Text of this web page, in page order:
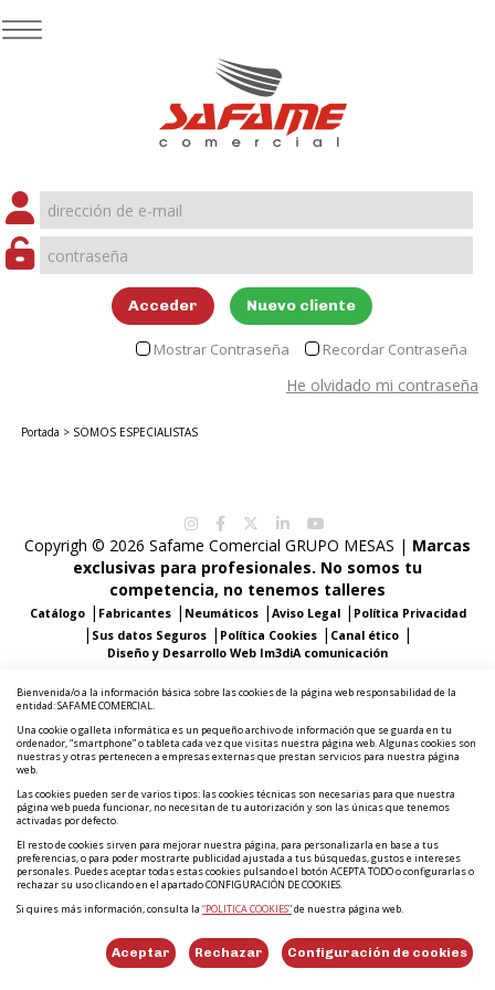
Acceder Nuevo cliente
Mostrar Contraseña Recordar Contraseña
He olvidado mi contraseña
Portada > SOMOS ESPECIALISTAS
Copyrigh © 2026 Safame Comercial GRUPO MESAS | Marcas
exclusivas para profesionales. No somos tu
competencia, no tenemos talleres
Catálogo| Fabricantes| Neumáticos| Aviso Legal| Política Privacidad
| Sus datos Seguros | Política Cookies | Canal ético |
Diseño y Desarrollo Web Im3diA comunicación
Bienvenida/o a la información básica sobre las cookies de la página web responsabilidad de la
entidad: SAFAME COMERCIAL.
Una cookie o galleta informática es un pequeño archivo de información que se guarda en tu
ordenador, “smartphone” o tableta cada vez que visitas nuestra página web. Algunas cookies son
nuestras y otras pertenecen a empresas externas que prestan servicios para nuestra página
web.
Las cookies pueden ser de varios tipos: las cookies técnicas son necesarias para que nuestra
página web pueda funcionar, no necesitan de tu autorización y son las únicas que tenemos
activadas por defecto.
El resto de cookies sirven para mejorar nuestra página, para personalizarla en base a tus
preferencias, o para poder mostrarte publicidad ajustada a tus búsquedas, gustos e intereses
personales. Puedes aceptar todas estas cookies pulsando el botón ACEPTA TODO o configurarlas o
rechazar su uso clicando en el apartado CONFIGURACIÓN DE COOKIES.
Si quires más información, consulta la “POLITICA COOKIES”de nuestra página web.
Aceptar Rechazar Configuración de cookies